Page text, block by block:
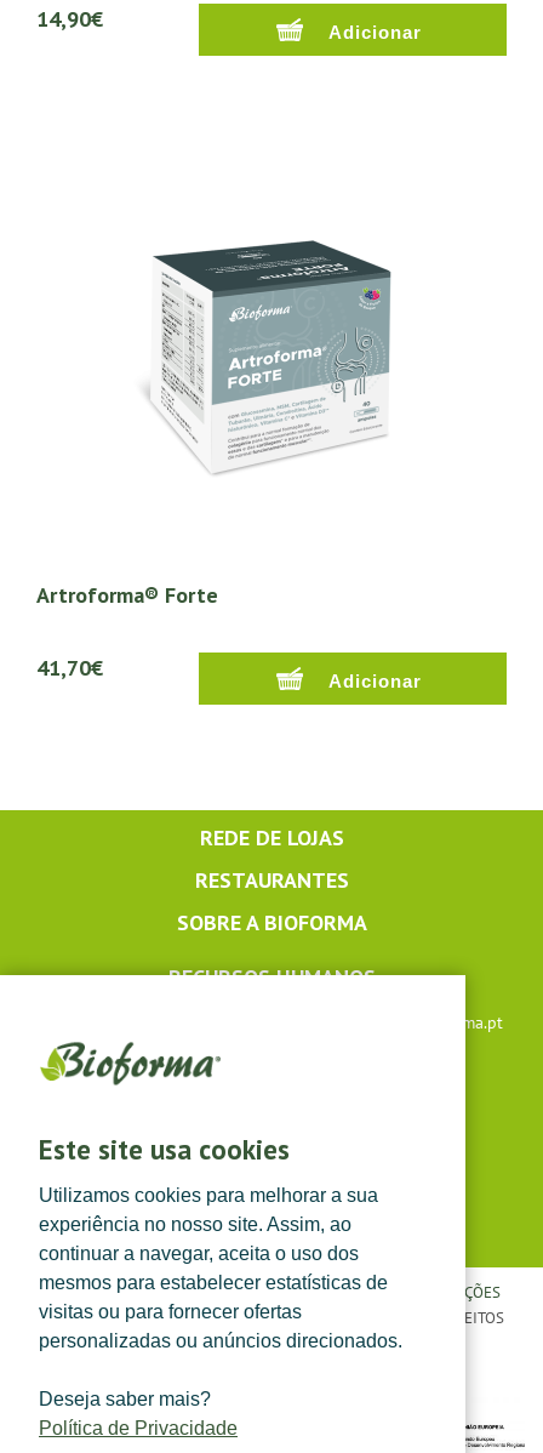
Este site usa cookies
Utilizamos cookies para melhorar a sua
experiência no nosso site. Assim, ao
continuar a navegar, aceita o uso dos
mesmos para estabelecer estatísticas de
visitas ou para fornecer ofertas
personalizadas ou anúncios direcionados.
Deseja saber mais?
Política de Privacidade
14,90€
Artroforma® Forte
41,70€
REDE DE LOJAS
RESTAURANTES
SOBRE A BIOFORMA
RECURSOS HUMANOS
lojaonline@bioforma.pt
(dias úteis das 8h30 às 13h e das 14h às 17h30)
POLÍTICA DE PRIVACIDADE|TERMOS E CONDIÇÕES
CONDIÇÕES
GERAIS DE VENDA | ©TOPFARMA, LDA. 2022.
TODOS OS DIREITOS
RESERVADOS.